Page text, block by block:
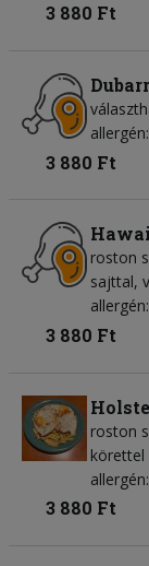
3 880 Ft
3 880 Ft
roston
sajttal,
3 880 Ft
roston
körettel
3 880 Ft